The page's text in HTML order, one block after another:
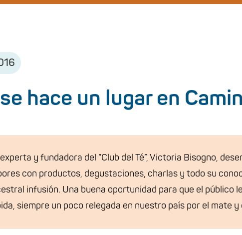
hace un lugar en
y fundadora del “Club del Té”, Victoria Bisogno,
con productos, degustaciones, charlas y todo su
infusión. Una buena oportunidad para que el público
siempre un poco relegada en nuestro país por el mate y